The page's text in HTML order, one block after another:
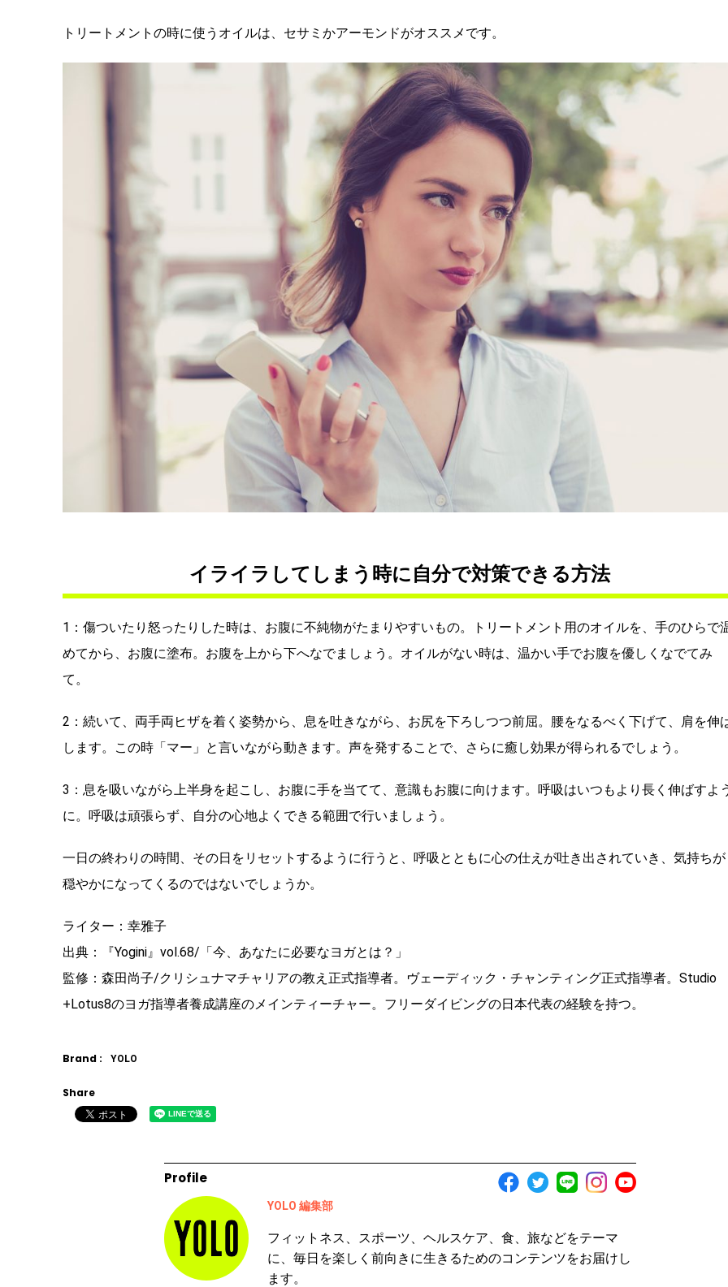
トリートメントの時に使うオイルは、セサミかアーモンドがオススメです。
イライラしてしまう時に自分で対策できる方法
1：傷ついたり怒ったりした時は、お腹に不純物がたまりやすいもの。トリートメント用のオイルを、手のひらで
めてから、お腹に塗布。お腹を上から下へなでましょう。オイルがない時は、温かい手でお腹を優しくなでてみ
て。
2：続いて、両手両ヒザを着く姿勢から、息を吐きながら、お尻を下ろしつつ前屈。腰をなるべく下げて、肩を伸
します。この時「マー」と言いながら動きます。声を発することで、さらに癒し効果が得られるでしょう。
3：息を吸いながら上半身を起こし、お腹に手を当てて、意識もお腹に向けます。呼吸はいつもより長く伸ばすよ
に。呼吸は頑張らず、自分の心地よくできる範囲で行いましょう。
一日の終わりの時間、その日をリセットするように行うと、呼吸とともに心の仕えが吐き出されていき、気持ちが
穏やかになってくるのではないでしょうか。
ライター：幸雅子
出典：『Yogini』vol.68/「今、あなたに必要なヨガとは？」
監修：森田尚子/クリシュナマチャリアの教え正式指導者。ヴェーディック・チャンティング正式指導者。Studio
+Lotus8のヨガ指導者養成講座のメインティーチャー。フリーダイビングの日本代表の経験を持つ。
Brand : YOLO
Share
Profile
YOLO 編集部
フィットネス、スポーツ、ヘルスケア、食、旅などをテーマ
に、毎日を楽しく前向きに生きるためのコンテンツをお届けし
ます。